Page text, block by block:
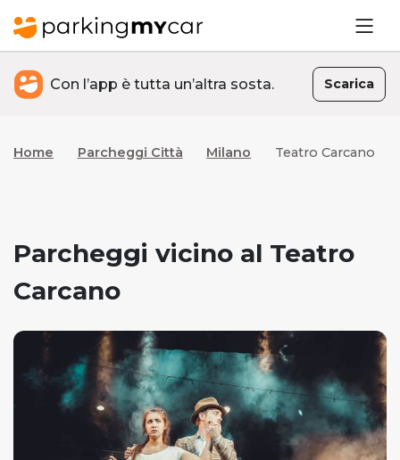
Con l’app è tutta un’altra sosta. Scarica
Home Parcheggi Città Milano Teatro Carcano
Parcheggi vicino al Teatro
Carcano